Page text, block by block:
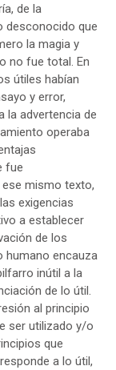
de la
desconocido que
la magia y
no fue total. En
útiles habían
y error,
la advertencia de
operaba
fue
mismo texto,
exigencias
a establecer
de los
humano encauza
inútil a la
de lo útil.
al principio
ser utilizado y/o
que
a lo útil,